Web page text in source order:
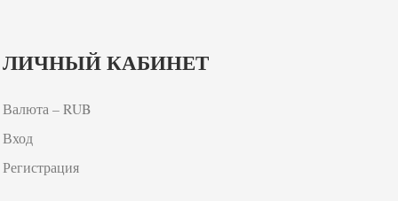
ЛИЧНЫЙ КАБИНЕТ
Валюта – RUB
Вход
Регистрация